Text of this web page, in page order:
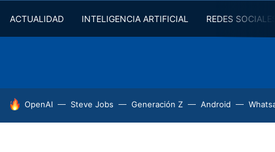
ACTUALIDAD INTELIGENCIA ARTIFICIAL REDES
HOY SE HABLA DE
OpenAI Steve Jobs Generación Z Android